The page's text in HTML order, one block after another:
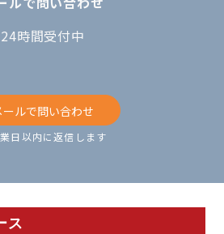
24時間受付中
ールで問い合わせ
日以内に返信します
ス